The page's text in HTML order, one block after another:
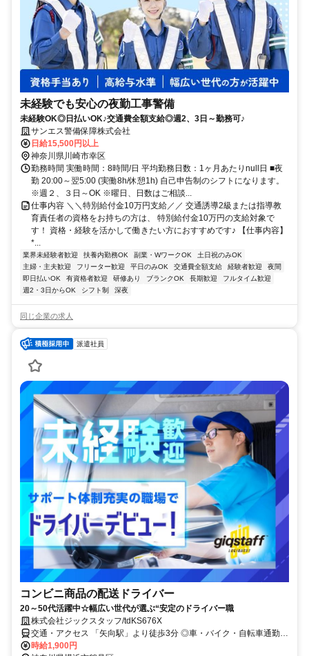
未経験でも安心の夜勤工事警備
未経験OK◎日払いOK♪交通費全額支給◎週2、3日～勤務可♪
サンエス警備保障株式会社
日給15,500円以上
神奈川県川崎市幸区
勤務時間 実働時間：8時間/日 平均勤務日数：1ヶ月あたりnull日 ■夜
勤 20:00～翌5:00 (実働8h/休憩1h) 自己申告制のシフトになります。
※週２、３日～OK ※曜日、日数はご相談...
仕事内容 ＼＼特別給付金10万円支給／／ 交通誘導2級または指導教
育責任者の資格をお持ちの方は、 特別給付金10万円の支給対象で
す！ 資格・経験を活かして働きたい方におすすめです♪ 【仕事内容】
*...
業界未経験者歓迎 扶養内勤務OK 副業・WワークOK
土日祝のみOK
主婦・主夫歓迎
フリーター歓迎 平日のみOK 交通費全額支給 経験者歓迎
夜間
即日払いOK
有資格者歓迎 研修あり ブランクOK 長期歓迎
フルタイム歓迎
週2・3日からOK
シフト制 深夜
同じ企業の求人
派遣社員
コンビニ商品の配送ドライバー
20～50代活躍中☆幅広い世代が選ぶ“安定のドライバー職
株式会社ジックスタッフ/tdKS676X
交通・アクセス 「矢向駅」より徒歩3分 ◎車・バイク・自転車通勤可
能
時給1,900円